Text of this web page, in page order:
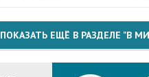
ПОКАЗАТЬ ЕЩЁ В РАЗДЕЛЕ "В